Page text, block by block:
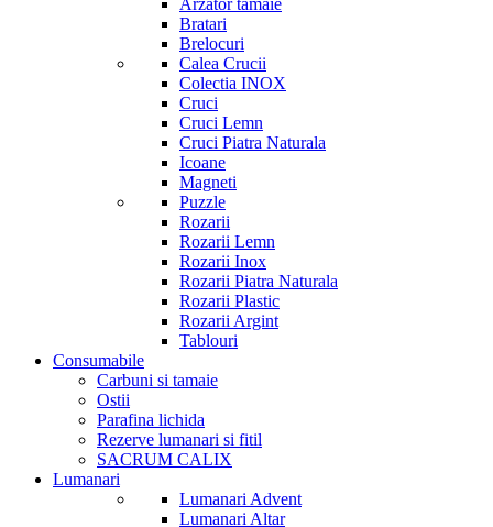
Arzator tamaie
Bratari
Brelocuri
Calea Crucii
Colectia INOX
Cruci
Cruci Lemn
Cruci Piatra Naturala
Icoane
Magneti
Puzzle
Rozarii
Rozarii Lemn
Rozarii Inox
Rozarii Piatra Naturala
Rozarii Plastic
Rozarii Argint
Tablouri
Consumabile
Carbuni si tamaie
Ostii
Parafina lichida
Rezerve lumanari si fitil
SACRUM CALIX
Lumanari
Lumanari Advent
Lumanari Altar